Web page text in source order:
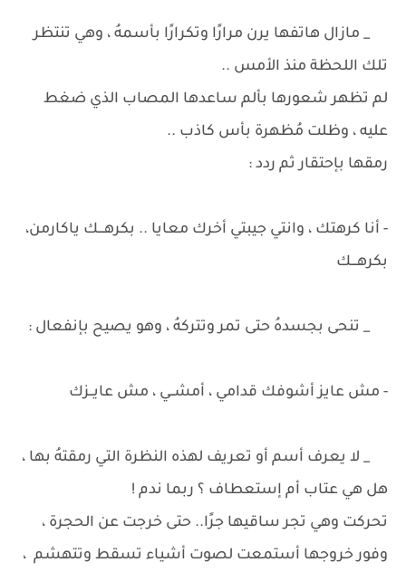
_ مازال هاتفها يرن مرارًا وتكرارًا بأسمهُ ، وهي تنتظر
تلك اللحظة منذ الأمس ..
لم تظهر شعورها بألم ساعدها المصاب الذي ضغط
عليه ، وظلت مُظهرة بأس كاذب ..
رمقها بإحتقار ثم ردد :
- أنا كرهتك ، وانتي جيبتي أخرك معايا .. بكرهـــك ياكارمن،
بكرهـــك
_ تنحى بجسدهُ حتى تمر وتتركهُ ، وهو يصيح بإنفعال :
- مش عايز أشوفك قدامي ، أمشــي ، مش عايــزك
_ لا يعرف أسم أو تعريف لهذه النظرة التي رمقتهُ بها ،
هل هي عتاب أم إستعطاف ؟ ربما ندم !
تحركت وهي تجر ساقيها جرًا.. حتى خرجت عن الحجرة ،
وفور خروجها أستمعت لصوت أشياء تسقط وتتهشم ،